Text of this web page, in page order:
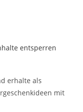
entsperren
erhalte als
mit